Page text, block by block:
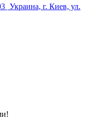
Украина, г. Киев, ул.